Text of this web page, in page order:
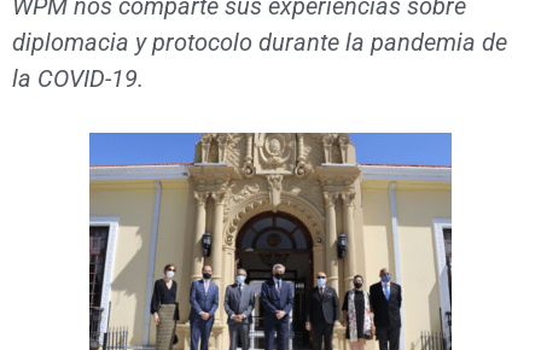
WPM nos comparte sus experiencias sobre
diplomacia y protocolo durante la pandemia de
la COVID-19.